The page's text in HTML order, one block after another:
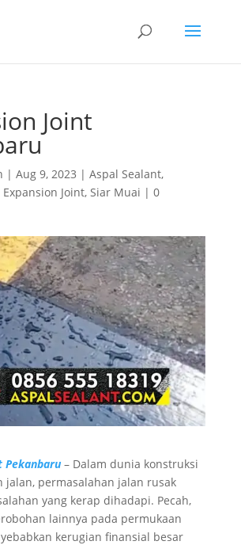
Joint
| Aug 9, 2023 | Aspal Sealant,
Expansion Joint, Siar Muai | 0
Pekanbaru– Dalam dunia konstruksi
jalan, permasalahan jalan rusak
yang kerap dihadapi. Pecah,
lainnya pada permukaan
kerugian finansial besar